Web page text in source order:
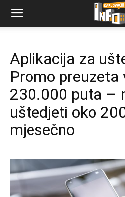
Aplikacija za
Promo preuzeta
230.000 puta –
uštedjeti oko
mjesečno